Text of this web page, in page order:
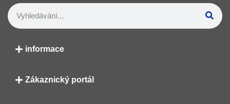
informace
Zákaznický portál